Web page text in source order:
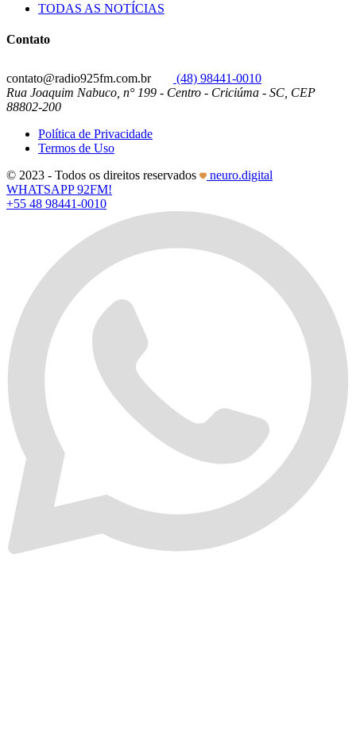
TODAS AS NOTÍCIAS
Contato
contato@radio925fm.com.br
(48) 98441-0010
Rua Joaquim Nabuco, n° 199 - Centro - Criciúma - SC, CEP
88802-200
Política de Privacidade
Termos de Uso
© 2023 - Todos os direitos reservados
neuro.digital
WHATSAPP 92FM!
+55 48 98441-0010